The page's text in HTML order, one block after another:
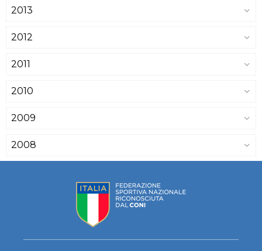
2013
2012
2011
2010
2009
2008